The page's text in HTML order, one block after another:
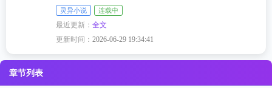
灵异小说 连载中
最近更新：全文
更新时间：2026-06-29 19:34:41
章节列表